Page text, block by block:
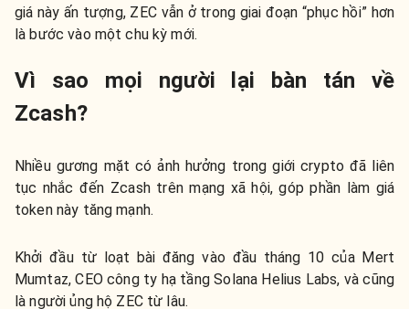
giá này ấn tượng, ZEC vẫn ở trong giai đoạn “phục hồi” hơn
là bước vào một chu kỳ mới.
Vì sao mọi người lại bàn tán về
Zcash?
Nhiều gương mặt có ảnh hưởng trong giới crypto đã liên
tục nhắc đến Zcash trên mạng xã hội, góp phần làm giá
token này tăng mạnh.
Khởi đầu từ loạt bài đăng vào đầu tháng 10 của Mert
Mumtaz, CEO công ty hạ tầng Solana Helius Labs, và cũng
là người ủng hộ ZEC từ lâu.